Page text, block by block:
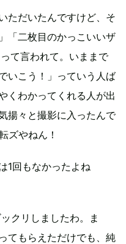
ただいたんですけど、そ
「二枚目のかっこいいザ
て言われて。いままで
いこう！」っていう人ば
くわかってくれる人が出
揚々と撮影に入ったんで
ズやねん！
1回もなかったよね
クリしましたわ。ま
てもらえただけでも、純